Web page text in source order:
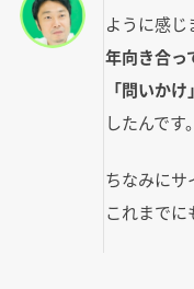
ように感じ
年向き合っ
「問いかけ」
したんです。
ちなみにサ
これまでに